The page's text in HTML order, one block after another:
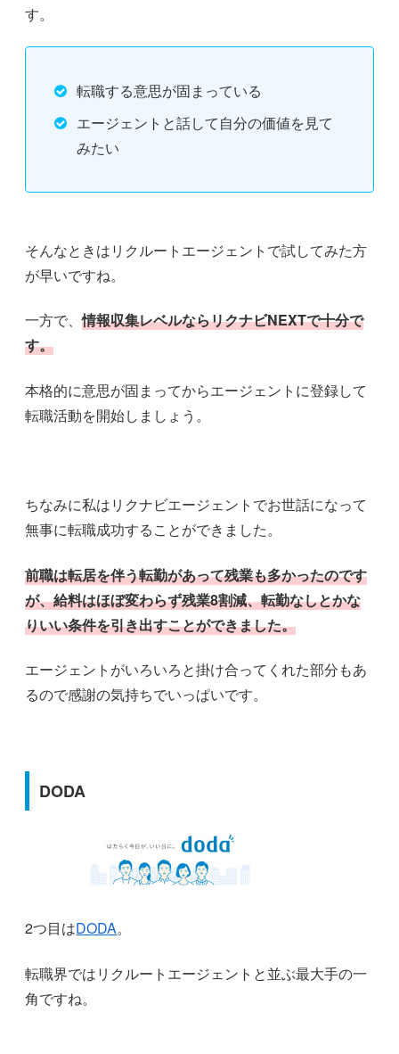
す。
転職する意思が固まっている
エージェントと話して自分の価値を見て
みたい
そんなときはリクルートエージェントで試してみた方
が早いですね。
一方で、情報収集レベルならリクナビNEXTで十分で
す。
本格的に意思が固まってからエージェントに登録して
転職活動を開始しましょう。
ちなみに私はリクナビエージェントでお世話になって
無事に転職成功することができました。
前職は転居を伴う転勤があって残業も多かったのです
が、給料はほぼ変わらず残業8割減、転勤なしとかな
りいい条件を引き出すことができました。
エージェントがいろいろと掛け合ってくれた部分もあ
るので感謝の気持ちでいっぱいです。
DODA
2つ目はDODA。
転職界ではリクルートエージェントと並ぶ最大手の一
角ですね。